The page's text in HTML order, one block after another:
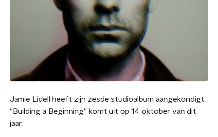
Jamie Lidell heeft zijn zesde studioalbum aangekondigt.
“Building a Beginning” komt uit op 14 oktober van dit
jaar.